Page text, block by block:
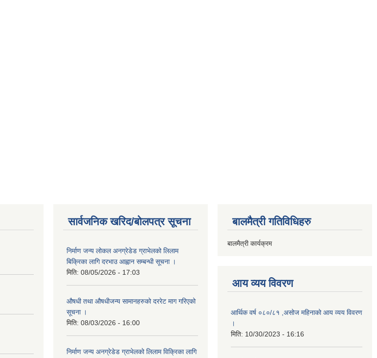
सार्वजनिक खरिद/बोलपत्र सूचना
निर्माण जन्य लोकल अनग्रेडेड ग्राभेलको लिलाम
बिक्रिका लागि दरभाउ आह्वान सम्बन्धी सूचना ।
मिति: 08/05/2026 - 17:03
औषधी तथा औषधीजन्य सामानहरुको दररेट माग गरिएको
सूचना ।
मिति: 08/03/2026 - 16:00
निर्माण जन्य अनग्रेडेड ग्राभेलको लिलाम विक्रिका लागि
बालमैत्री गतिविधिहरु
बालमैत्री कार्यक्रम
आय व्यय विवरण
आर्थिक वर्ष ०८०/८१ ,असोज महिनाको आय व्यय विवरण
।
मिति: 10/30/2023 - 16:16